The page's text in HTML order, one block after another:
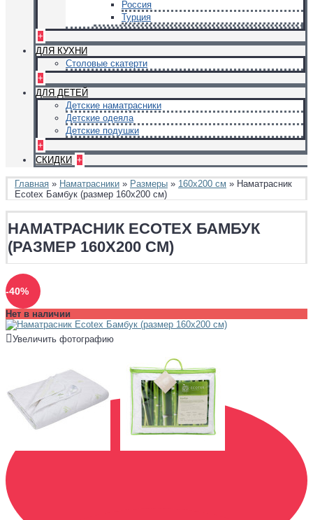
Россия
Турция
+
ДЛЯ КУХНИ
Столовые скатерти
+
ДЛЯ ДЕТЕЙ
Детские наматрасники
Детские одеяла
Детские подушки
+
СКИДКИ +
Главная » Наматрасники » Размеры » 160х200 см » Наматрасник
Ecotex Бамбук (размер 160x200 см)
НАМАТРАСНИК ECOTEX БАМБУК
(РАЗМЕР 160X200 СМ)
-40%
Нет в наличии
Увеличить фотографию